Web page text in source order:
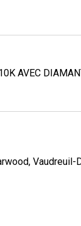
AVEC
Vaudreuil-